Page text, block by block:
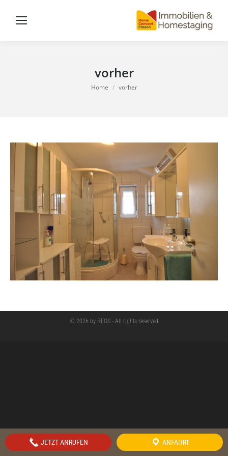
vorher
You are here:
Home vorher
© 2026 by REOS - All rights reserved
JETZT ANRUFEN ANFAHRT